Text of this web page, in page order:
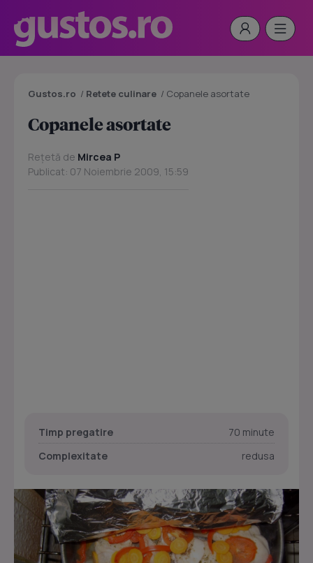
Gustos.ro / Retete culinare / Copanele asortate
Copanele asortate
Rețetă de Mircea P
Publicat: 07 Noiembrie 2009, 15:59
Timp pregatire
70 minute
Complexitate
redusa